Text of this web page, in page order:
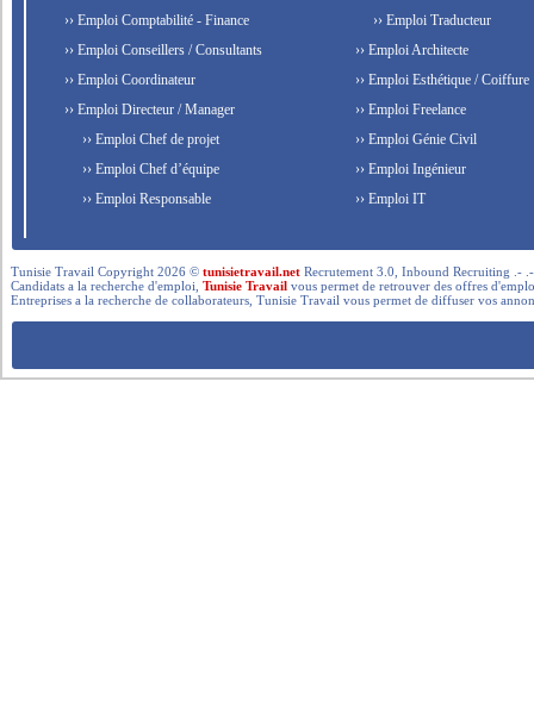
›› Emploi Comptabilité - Finance
›› Emploi Conseillers / Consultants
›› Emploi Coordinateur
›› Emploi Directeur / Manager
›› Emploi Chef de projet
›› Emploi Chef d’équipe
›› Emploi Responsable
›› Emploi Traducteur
›› Emploi Architecte
›› Emploi Esthétique / Coiffure
›› Emploi Freelance
›› Emploi Génie Civil
›› Emploi Ingénieur
›› Emploi IT
Tunisie Travail Copyright 2026 ©tunisietravail.net Recrutement 3.0, Inbound Recruiting .-
Candidats a la recherche d'emploi,Tunisie Travail vous permet de retrouver des offres
Entreprises a la recherche de collaborateurs, Tunisie Travail vous permet de diffuser vos